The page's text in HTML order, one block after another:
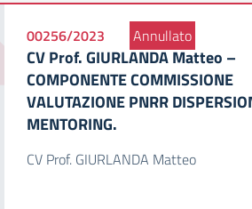
00256/2023 Annullato
CV Prof. GIURLANDA Matteo –
COMPONENTE COMMISSIONE
VALUTAZIONE PNRR
MENTORING.
CV Prof. GIURLANDA Matteo